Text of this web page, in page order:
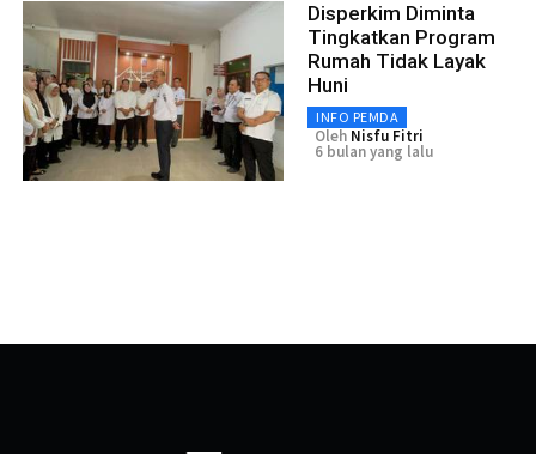
Disperkim Diminta
Tingkatkan Program
Rumah Tidak Layak
Huni
INFO PEMDA
Oleh Nisfu Fitri
6 bulan yang lalu